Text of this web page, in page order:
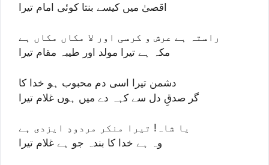
اقصیٰ میں کیسے بنتا کوئی امام تیرا
راستہ ہے عرش و کرسی اور لا مکاں مکاں ہے
مکہ ہے تیرا مولد اور طیبہ مقام تیرا
دشمن تیرا اسی دم محبوب ہو خدا کا
گر صدقِ دل سے کہہ دے میں ہوں غلام تیرا
یا شاہ! تیرا منکر مردودِ ایزدی ہے
وہ ہے خدا کا بندہ جو ہے غلام تیرا